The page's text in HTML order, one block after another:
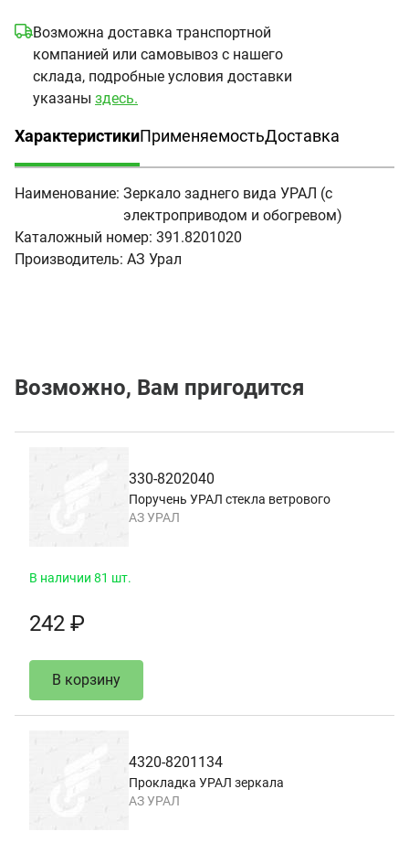
Возможна доставка транспортной
компанией или самовывоз с нашего
склада, подробные условия доставки
указаны здесь.
Характеристики
(активная вкладка)
ПрименяемостьДоставка
Наименование: Зеркало заднего вида УРАЛ (с
электроприводом и обогревом)
Каталожный номер: 391.8201020
Производитель: АЗ Урал
Возможно, Вам пригодится
330-8202040
Поручень УРАЛ стекла ветрового
АЗ УРАЛ
В наличии 81 шт.
242 ₽
В корзину
4320-8201134
Прокладка УРАЛ зеркала
АЗ УРАЛ